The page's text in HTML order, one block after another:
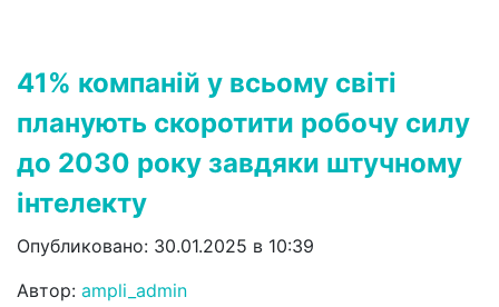
41% компаній у всьому світі
планують скоротити робочу силу
до 2030 року завдяки штучному
інтелекту
Опубликовано: 30.01.2025 в 10:39
Автор: ampli_admin